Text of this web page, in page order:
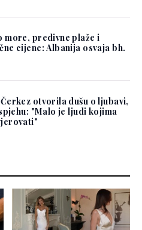
more, predivne plaže i
cijene: Albanija osvaja bh.
otvorila dušu o ljubavi,
"Malo je ljudi kojima